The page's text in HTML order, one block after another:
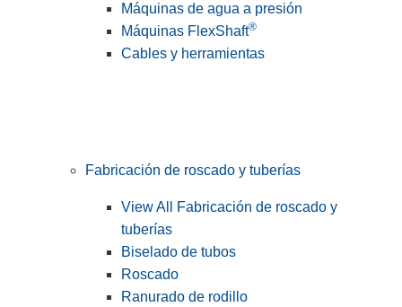
Máquinas de agua a presión
Máquinas FlexShaft®
Cables y herramientas
Fabricación de roscado y tuberías
View All Fabricación de roscado y
tuberías
Biselado de tubos
Roscado
Ranurado de rodillo